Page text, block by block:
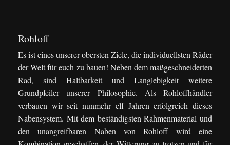
Rohloff
Es ist eines unserer obersten Ziele, die individuellsten Räder
der Welt für euch zu bauen! Neben dem maßgeschneiderten
Rad, sind Haltbarkeit und Langlebigkeit weitere
Grundpfeiler unserer Philosophie. Als Rohloffhändler
verbauen wir seit nunmehr elf Jahren erfolgreich dieses
Nabensystem. Mit dem beständigsten Rahmenmaterial und
den unangreifbaren Naben von Rohloff wird eine